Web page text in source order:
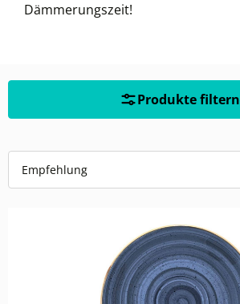
Dämmerungszeit!
Produkte filtern